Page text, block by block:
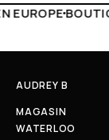
AUDREY B
MAGASIN
WATERLOO